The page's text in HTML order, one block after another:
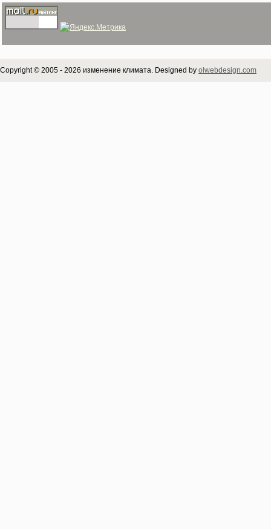
Copyright © 2005 - 2026 изменение климата. Designed by olwebdesign.com